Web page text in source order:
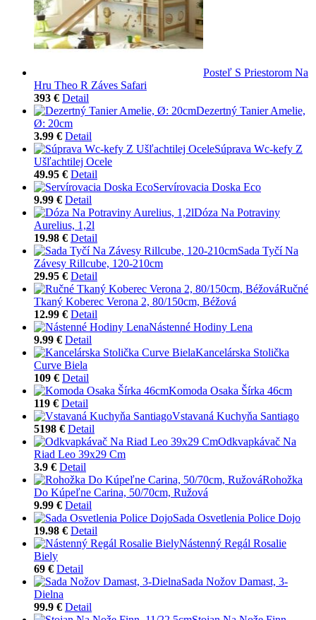
Posteľ S Priestorom Na
Hru Theo R Záves Safari
393 € Detail
Dezertný Tanier Amelie,
Ø: 20cm
3.99 € Detail
Súprava Wc-kefy Z
Ušľachtilej Ocele
49.95 € Detail
Servírovacia Doska Eco
9.99 € Detail
Dóza Na Potraviny
Aurelius, 1,2l
19.98 € Detail
Sada Tyčí Na
Závesy Rillcube, 120-210cm
29.95 € Detail
Ručné
Tkaný Koberec Verona 2, 80/150cm, Béžová
12.99 € Detail
Nástenné Hodiny Lena
9.99 € Detail
Kancelárska Stolička
Curve Biela
109 € Detail
Komoda Osaka Šírka 46cm
119 € Detail
Vstavaná Kuchyňa Santiago
5198 € Detail
Odkvapkávač Na
Riad Leo 39x29 Cm
3.9 € Detail
Rohožka
Do Kúpeľne Carina, 50/70cm, Ružová
9.99 € Detail
Sada Osvetlenia Police Dojo
19.98 € Detail
Nástenný Regál Rosalie
Biely
69 € Detail
Sada Nožov Damast, 3-
Dielna
99.9 € Detail